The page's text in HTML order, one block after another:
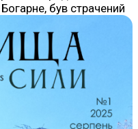
був страчений